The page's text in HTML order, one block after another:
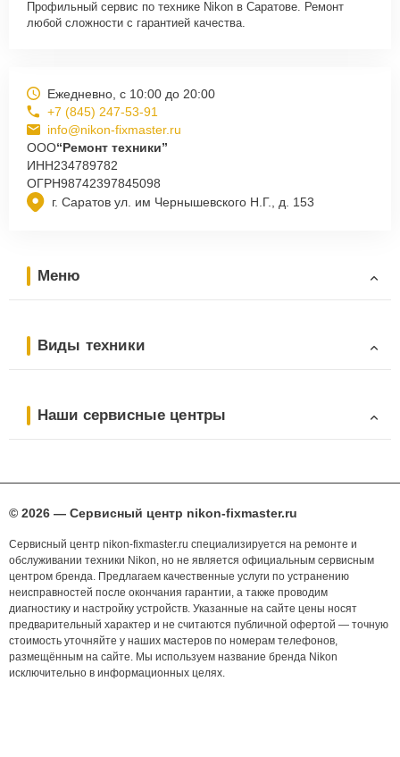
Профильный сервис по технике Nikon в Саратове. Ремонт
любой сложности с гарантией качества.
г. Саратов ул. им Чернышевского Н.Г., д. 153
Ежедневно, с 10:00 до 20:00
+7 (845) 247-53-91
info@nikon-fixmaster.ru
ООО“Ремонт техники”
ИНН234789782
ОГРН98742397845098
Меню
Виды техники
Наши сервисные центры
© 2026 — Сервисный центр nikon-fixmaster.ru
Сервисный центр nikon-fixmaster.ru специализируется на ремонте и
обслуживании техники Nikon, но не является официальным сервисным
центром бренда. Предлагаем качественные услуги по устранению
неисправностей после окончания гарантии, а также проводим
диагностику и настройку устройств. Указанные на сайте цены носят
предварительный характер и не считаются публичной офертой — точную
стоимость уточняйте у наших мастеров по номерам телефонов,
размещённым на сайте. Мы используем название бренда Nikon
исключительно в информационных целях.